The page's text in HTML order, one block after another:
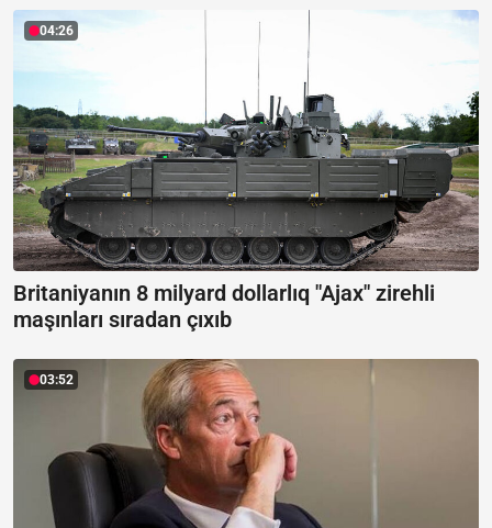
04:26
Britaniyanın 8 milyard dollarlıq "Ajax" zirehli
maşınları sıradan çıxıb
03:52